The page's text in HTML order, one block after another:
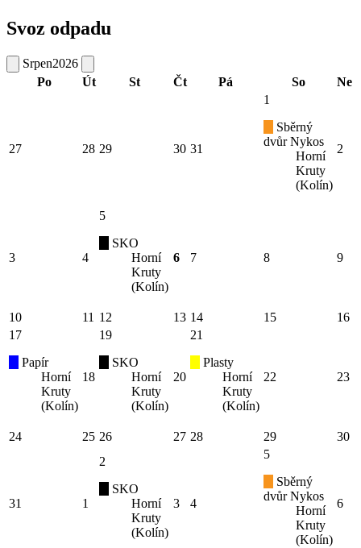
Svoz odpadu
Srpen2026
Po
Út St Čt Pá So Ne
27 28 29 30 31
1
Sběrný
dvůr Nykos
Horní
Kruty
(Kolín)
2
3 4
5
SKO
Horní
Kruty
(Kolín)
6 7 8 9
10 11 12 13 14 15
16
17
Papír
Horní
Kruty
(Kolín)
18
19
SKO
Horní
Kruty
(Kolín)
20
21
Plasty
Horní
Kruty
(Kolín)
22 23
24 25 26 27 28 29 30
31 1
2
SKO
Horní
Kruty
(Kolín)
3 4
5
Sběrný
dvůr Nykos
Horní
Kruty
(Kolín)
6